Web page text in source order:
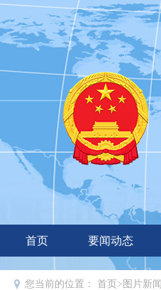
首页 要闻动态
您当前的位置： 首页 > 图片新闻